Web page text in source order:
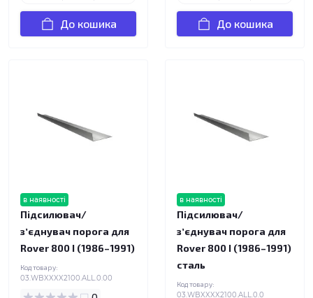
До кошика До кошика
в наявності
Підсилювач/
зʼєднувач порога для
Rover 800 I (1986–1991)
Код товару:
03.WBXXXX2100.ALL.0.00
в наявності
Підсилювач/
зʼєднувач порога для
Rover 800 I (1986–1991)
сталь
Код товару:
03.WBXXXX2100.ALL.0.0